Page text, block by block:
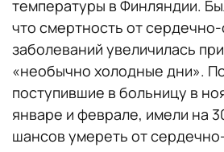
температуры в Финляндии.
что смертность от
заболеваний увеличилась
«необычно холодные дни».
поступившие в больницу в
январе и феврале, имели на
шансов умереть от